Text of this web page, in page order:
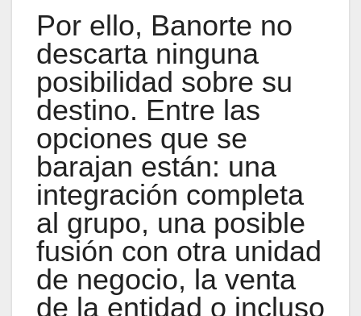
Por ello, Banorte no
descarta ninguna
posibilidad sobre su
destino. Entre las
opciones que se
barajan están: una
integración completa
al grupo, una posible
fusión con otra unidad
de negocio, la venta
de la entidad o incluso